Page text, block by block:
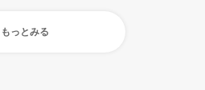
もっとみる